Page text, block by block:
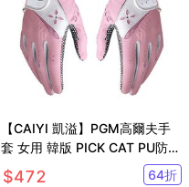
【CAIYI 凱溢】PGM高爾夫手
套 女用 韓版 PICK CAT PU防滑
手套
$472 64折